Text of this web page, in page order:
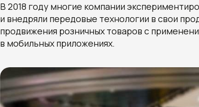
В 2018 году многие компании
и внедряли передовые технологии в свои
продвижения розничных товаров с
в мобильных приложениях.